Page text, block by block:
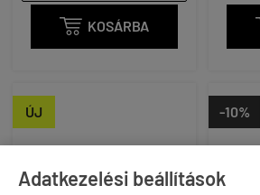
Adatkezelési beállítások
 KOSÁRBA
ÚJ -10%